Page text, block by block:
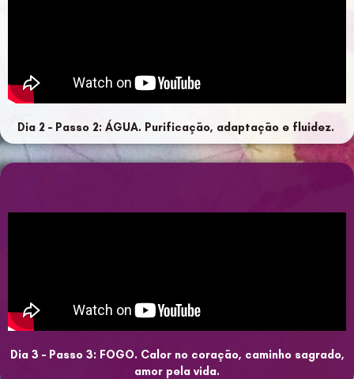
Dia 2 – Passo 2: ÁGUA. Purificação, adaptação e fluidez.
Dia 3 – Passo 3: FOGO. Calor no coração, caminho sagrado,
amor pela vida.